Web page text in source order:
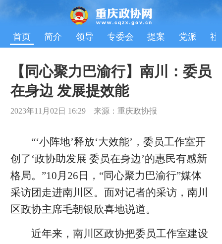
首页 简介 领导 专委会 提案 党派 社
【同心聚力巴渝行】南川：委员
在身边 发展提效能
2023年11月02日 16:29 来源：重庆政协报
“‘小阵地’释放‘大效能’，委员工作室开
创了‘政协助发展 委员在身边’的惠民有感新
格局。”10月26日，“同心聚力巴渝行”媒体
采访团走进南川区。面对记者的采访，南川
区政协主席毛朝银欣喜地说道。
近年来，南川区政协把委员工作室建设